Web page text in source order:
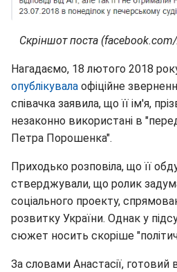
Скріншот поста
Нагадаємо, 18 лютого 2018
опублікувала офіційне
співачка заявила, що її ім'я,
незаконно використані в
Петра Порошенка".
Приходько розповіла, що її
стверджували, що ролик
соціального проекту,
розвитку України. Однак у
сюжет носить скоріше
За словами Анастасії, готовий